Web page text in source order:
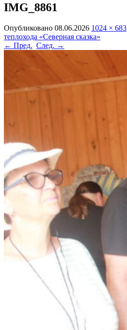
IMG_8861
Опубликовано 08.06.2026 1024 × 683
теплохода «Северная сказка»
← Пред. След. →